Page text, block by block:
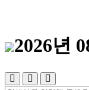
2026년